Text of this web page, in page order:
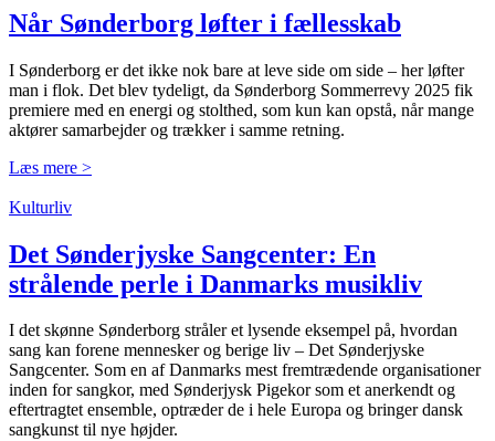
Når Sønderborg løfter i fællesskab
I Sønderborg er det ikke nok bare at leve side om side – her løfter
man i flok. Det blev tydeligt, da Sønderborg Sommerrevy 2025 fik
premiere med en energi og stolthed, som kun kan opstå, når mange
aktører samarbejder og trækker i samme retning.
Læs mere >
Kulturliv
Det Sønderjyske Sangcenter: En
strålende perle i Danmarks musikliv
I det skønne Sønderborg stråler et lysende eksempel på, hvordan
sang kan forene mennesker og berige liv – Det Sønderjyske
Sangcenter. Som en af Danmarks mest fremtrædende organisationer
inden for sangkor, med Sønderjysk Pigekor som et anerkendt og
eftertragtet ensemble, optræder de i hele Europa og bringer dansk
sangkunst til nye højder.